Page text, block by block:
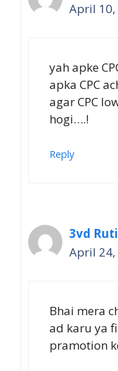
April 10,
yah apke
apka CPC
agar CPC
hogi….!
Reply
3vd
April 24,
Bhai mera
ad karu ya
pramotion